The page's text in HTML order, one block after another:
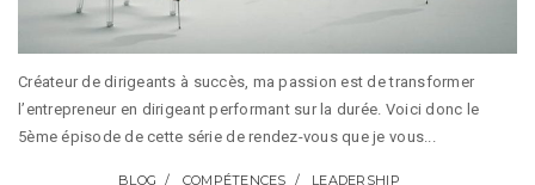
Créateur de dirigeants à succès, ma passion est de transformer
l’entrepreneur en dirigeant performant sur la durée. Voici donc le
5ème épisode de cette série de rendez-vous que je vous...
BLOG COMPÉTENCES LEADERSHIP